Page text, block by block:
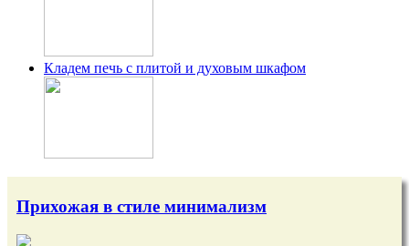
Кладем печь с плитой и духовым шкафом
Прихожая в стиле минимализм